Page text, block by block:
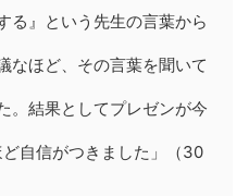
る』という先生の言葉から
なほど、その言葉を聞いて
。結果としてプレゼンが今
自信がつきました」（30